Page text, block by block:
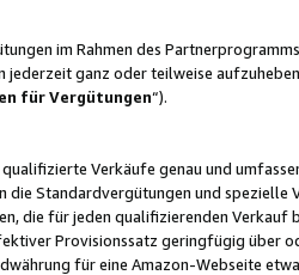
im Rahmen des
jederzeit ganz oder teilweise
für Vergütungen“).
Verkäufe genau und
die Standardvergütungen und spezielle
die für jeden qualifizierenden Verkauf
Provisionssatz geringfügig über
für eine Amazon-Webseite